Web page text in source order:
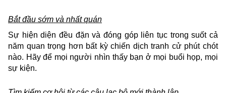
Bắt đầu sớm và nhất quán
Sự hiện diện đều đặn và đóng góp liên tục trong suốt cả
năm quan trọng hơn bất kỳ chiến dịch tranh cử phút chót
nào. Hãy để mọi người nhìn thấy bạn ở mọi buổi họp, mọi
sự kiện.